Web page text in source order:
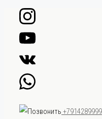
Перейти
содержимому